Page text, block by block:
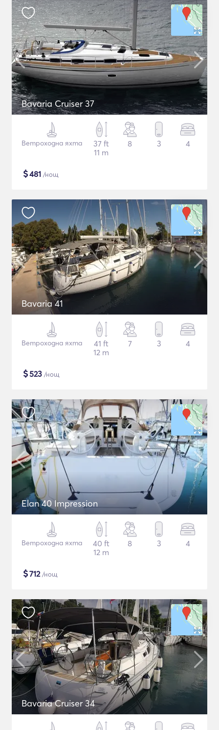
Bavaria Cruiser 37
Ветроходна яхта
37 ft
11 m
8 3 4
$481 /нощ
Bavaria 41
Ветроходна яхта
41 ft
12 m
7 3 4
$523 /нощ
Elan 40 Impression
Ветроходна яхта
40 ft
12 m
8 3 4
$712/нощ
Bavaria Cruiser 34